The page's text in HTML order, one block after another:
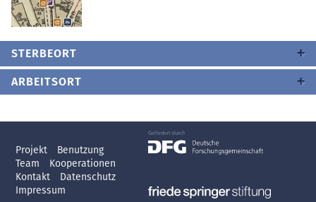
STERBEORT
ARBEITSORT
Projekt
Benutzung
Team
Kooperationen
Kontakt
Datenschutz
Impressum